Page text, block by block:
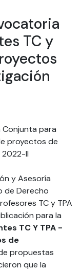
TC y
y Asesoría
de Derecho
TC y TPA
para la
TC Y TPA -
de
propuestas
que la